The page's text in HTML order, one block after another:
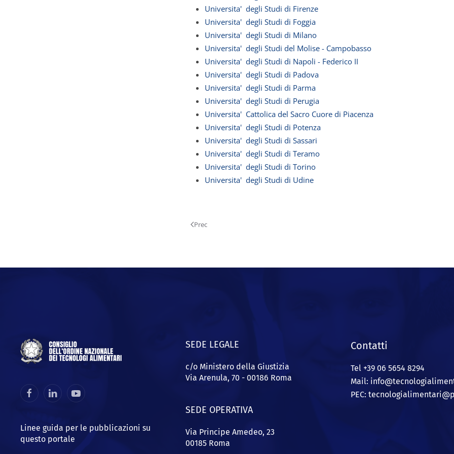
Universita' degli Studi di Firenze
Universita' degli Studi di Foggia
Universita' degli Studi di Milano
Universita' degli Studi del Molise - Campobasso
Universita' degli Studi di Napoli - Federico II
Universita' degli Studi di Padova
Universita' degli Studi di Parma
Universita' degli Studi di Perugia
Universita' Cattolica del Sacro Cuore di Piacenza
Universita' degli Studi di Potenza
Universita' degli Studi di Sassari
Universita' degli Studi di Teramo
Universita' degli Studi di Torino
Universita' degli Studi di Udine
Prec
Linee guida per le pubblicazioni su
questo portale
SEDE LEGALE
c/o Ministero della Giustizia
Via Arenula, 70 - 00186 Roma
SEDE OPERATIVA
Via Principe Amedeo, 23
00185 Roma
Contatti
Tel +39 06 5654 8294
Mail: info@
PEC: